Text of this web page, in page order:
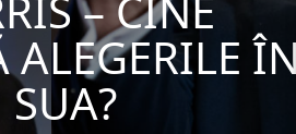
ALEGERILE
SUA?